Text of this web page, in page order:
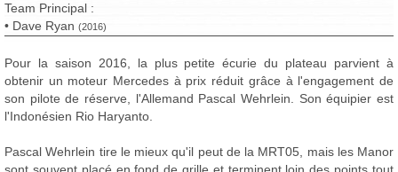
Team Principal :
• Dave Ryan (2016)
Pour la saison 2016, la plus petite écurie du plateau parvient à
obtenir un moteur Mercedes à prix réduit grâce à l'engagement de
son pilote de réserve, l'Allemand Pascal Wehrlein. Son équipier est
l'Indonésien Rio Haryanto.
Pascal Wehrlein tire le mieux qu'il peut de la MRT05, mais les Manor